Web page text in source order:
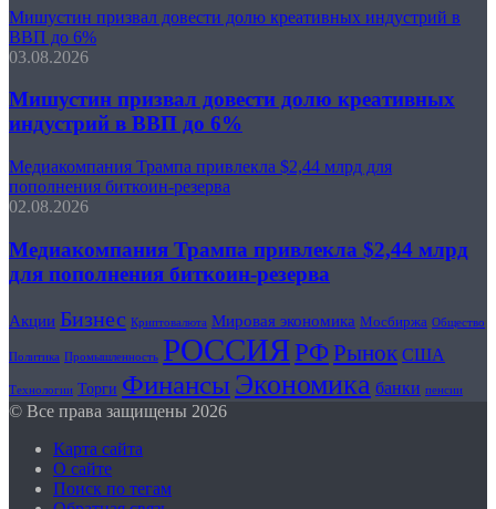
Мишустин призвал довести долю креативных индустрий в
ВВП до 6%
03.08.2026
Мишустин призвал довести долю креативных
индустрий в ВВП до 6%
Медиакомпания Трампа привлекла $2,44 млрд для
пополнения биткоин-резерва
02.08.2026
Медиакомпания Трампа привлекла $2,44 млрд
для пополнения биткоин-резерва
Акции Бизнес Криптовалюта Мировая экономика Мосбиржа Общество
Политика Промышленность РОССИЯРФРынок США
Технологии Торги Финансы Экономика банки пенсии
© Все права защищены 2026
Карта сайта
О сайте
Поиск по тегам